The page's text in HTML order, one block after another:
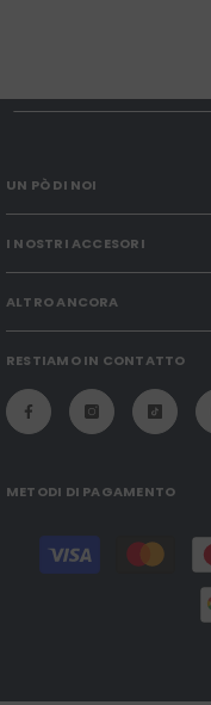
UN PÒ DI NOI
I NOSTRI ACCESORI
ALTRO ANCORA
RESTIAMO IN CONTATTO
METODI DI PAGAMENTO
Modalità
pagamento